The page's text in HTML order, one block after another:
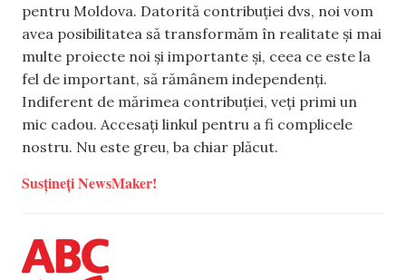
pentru Moldova. Datorită contribuției dvs, noi vom
avea posibilitatea să transformăm în realitate și mai
multe proiecte noi și importante și, ceea ce este la
fel de important, să rămânem independenți.
Indiferent de mărimea contribuției, veți primi un
mic cadou. Accesați linkul pentru a fi complicele
nostru. Nu este greu, ba chiar plăcut.
Susțineți NewsMaker!